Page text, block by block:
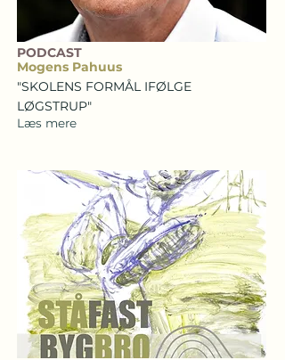
PODCAST
Mogens Pahuus
"SKOLENS FORMÅL IFØLGE
LØGSTRUP"
Læs mere